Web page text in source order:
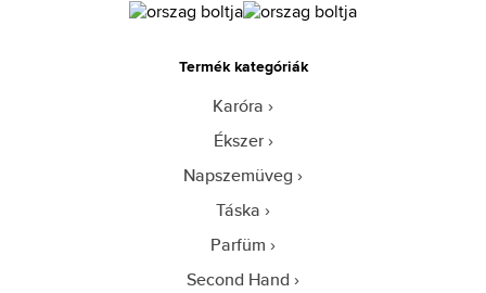
Termék kategóriák
Karóra
Ékszer
Napszemüveg
Táska
Parfüm
Second Hand